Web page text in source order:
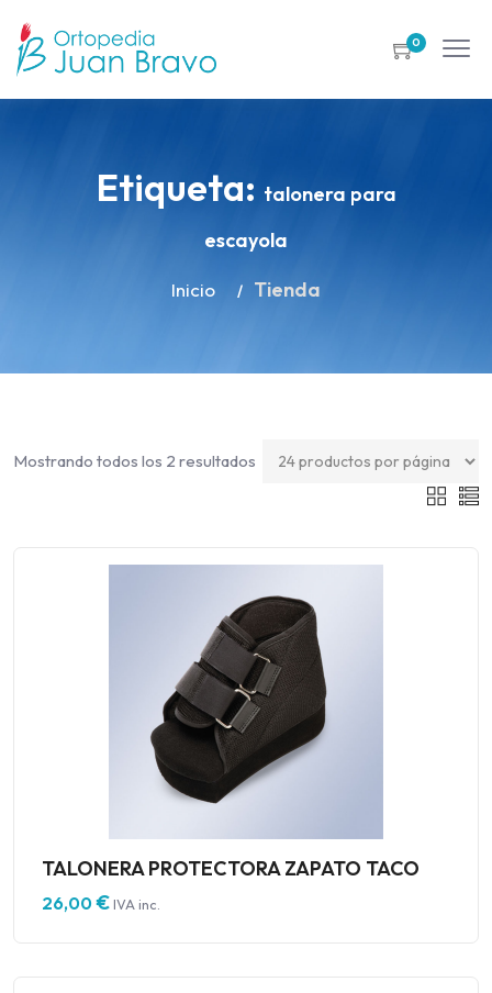
0
Etiqueta: talonera para
escayola
Inicio Tienda
Mostrando todos los 2 resultados
TALONERA PROTECTORA ZAPATO TACO
26,00€IVA inc.